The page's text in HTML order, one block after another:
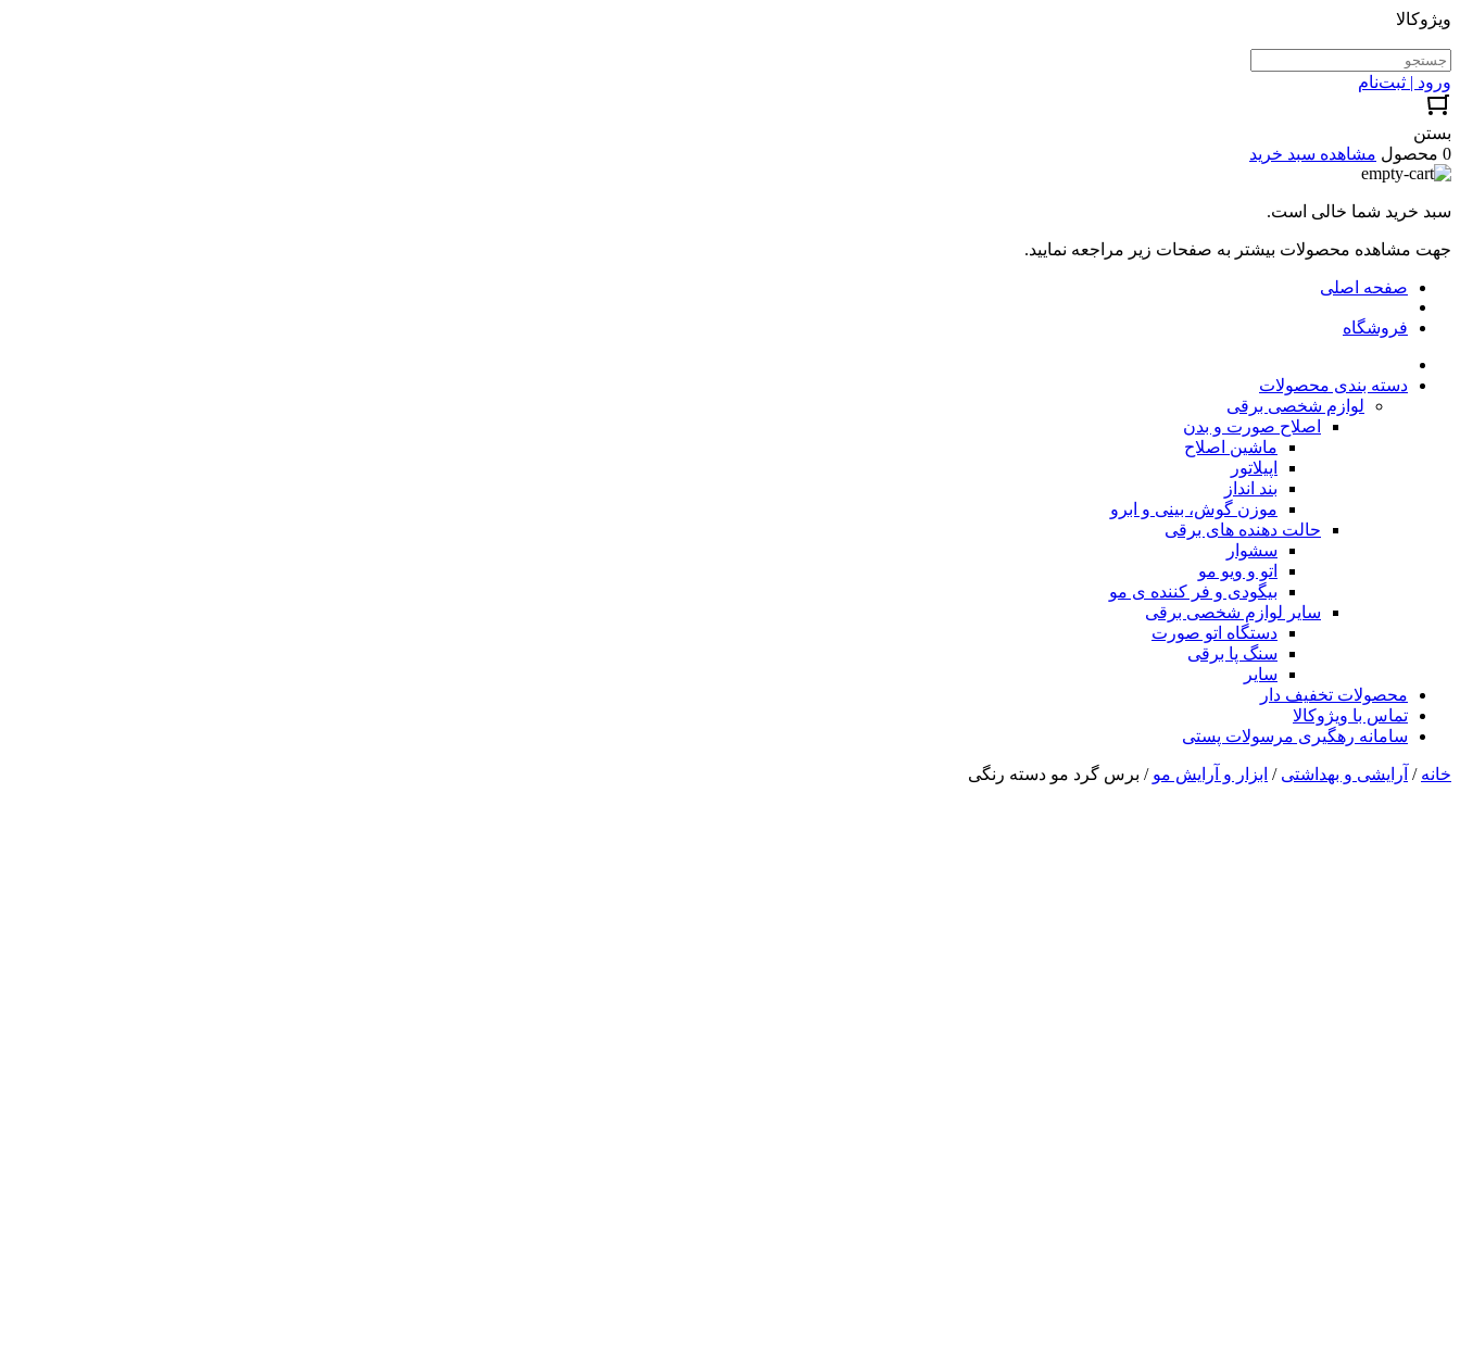
ویژوکالا
ورود | ثبت‌نام
بستن
0 محصول
مشاهده سبد خرید
سبد خرید شما خالی است.
جهت مشاهده محصولات بیشتر به صفحات زیر مراجعه نمایید.
صفحه اصلی
فروشگاه
دسته بندی محصولات
لوازم شخصی برقی
اصلاح صورت و بدن
ماشین اصلاح
اپیلاتور
بند انداز
موزن گوش، بینی و ابرو
حالت دهنده های برقی
سشوار
اتو و ویو مو
بیگودی و فر کننده ی مو
سایر لوازم شخصی برقی
دستگاه اتو صورت
سنگ پا برقی
سایر
محصولات تخفیف دار
تماس با ویژوکالا
سامانه رهگیری مرسولات پستی
خانه / آرایشی و بهداشتی / ابزار و آرایش مو / برس گرد مو دسته رنگی